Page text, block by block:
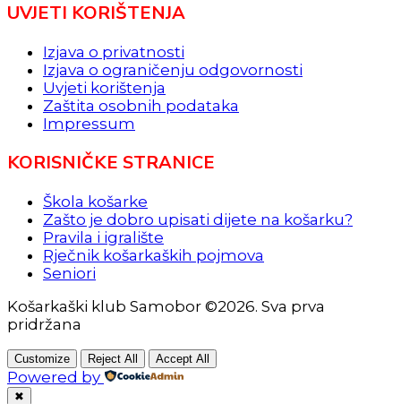
UVJETI KORIŠTENJA
Izjava o privatnosti
Izjava o ograničenju odgovornosti
Uvjeti korištenja
Zaštita osobnih podataka
Impressum
KORISNIČKE STRANICE
Škola košarke
Zašto je dobro upisati dijete na košarku?
Pravila i igralište
Rječnik košarkaških pojmova
Seniori
Košarkaški klub Samobor ©2026. Sva prva
pridržana
Customize Reject All Accept All
Powered by
✖